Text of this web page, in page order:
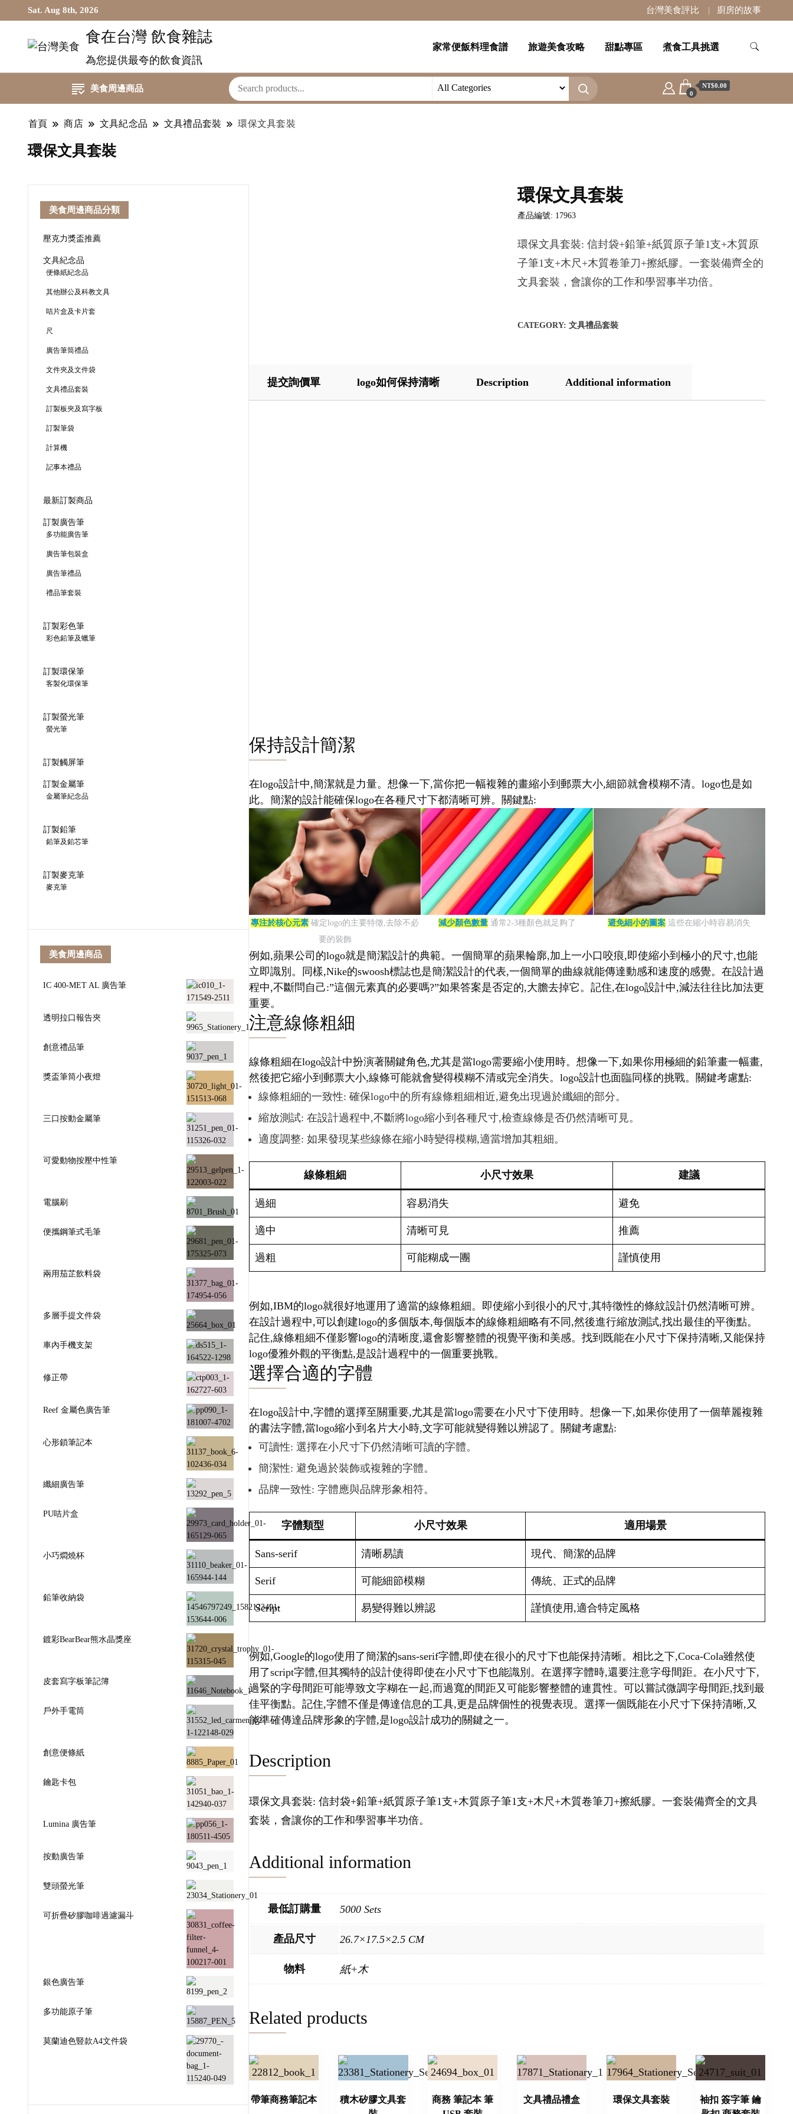
Sat. Aug 8th, 2026 台灣美食評比 廚房的故事
食在台灣 飲食雜誌
為您提供最夸的飲食資訊
家常便飯料理食譜 旅遊美食攻略 甜點專區 煮食工具挑選
美食周邊商品 0
NT$0.00
首頁 商店 文具紀念品 文具禮品套裝 環保文具套裝
環保文具套裝
環保文具套裝
產品編號: 17963
環保文具套裝: 信封袋+鉛筆+紙質原子筆1支+木質原
子筆1支+木尺+木質卷筆刀+擦紙膠。一套裝備齊全的
文具套裝，會讓你的工作和學習事半功倍。
CATEGORY: 文具禮品套裝
提交詢價單 logo如何保持清晰 Description Additional information
保持設計簡潔
在logo設計中,簡潔就是力量。想像一下,當你把一幅複雜的畫縮小到郵票大小,細節就會模糊不清。logo也是如
此。簡潔的設計能確保logo在各種尺寸下都清晰可辨。關鍵點:
專注於核心元素 確定logo的主要特徵,去除不必
要的裝飾
減少顏色數量 通常2-3種顏色就足夠了 避免細小的圖案 這些在縮小時容易消失
例如,蘋果公司的logo就是簡潔設計的典範。一個簡單的蘋果輪廓,加上一小口咬痕,即使縮小到極小的尺寸,也能
立即識別。同樣,Nike的swoosh標誌也是簡潔設計的代表,一個簡單的曲線就能傳達動感和速度的感覺。在設計過
程中,不斷問自己:”這個元素真的必要嗎?”如果答案是否定的,大膽去掉它。記住,在logo設計中,減法往往比加法更
重要。
注意線條粗細
線條粗細在logo設計中扮演著關鍵角色,尤其是當logo需要縮小使用時。想像一下,如果你用極細的鉛筆畫一幅畫,
然後把它縮小到郵票大小,線條可能就會變得模糊不清或完全消失。logo設計也面臨同樣的挑戰。關鍵考慮點:
線條粗細的一致性: 確保logo中的所有線條粗細相近,避免出現過於纖細的部分。
縮放測試: 在設計過程中,不斷將logo縮小到各種尺寸,檢查線條是否仍然清晰可見。
適度調整: 如果發現某些線條在縮小時變得模糊,適當增加其粗細。
線條粗細 小尺寸效果 建議
過細 容易消失 避免
適中 清晰可見 推薦
過粗 可能糊成一團 謹慎使用
例如,IBM的logo就很好地運用了適當的線條粗細。即使縮小到很小的尺寸,其特徵性的條紋設計仍然清晰可辨。
在設計過程中,可以創建logo的多個版本,每個版本的線條粗細略有不同,然後進行縮放測試,找出最佳的平衡點。
記住,線條粗細不僅影響logo的清晰度,還會影響整體的視覺平衡和美感。找到既能在小尺寸下保持清晰,又能保持
logo優雅外觀的平衡點,是設計過程中的一個重要挑戰。
選擇合適的字體
在logo設計中,字體的選擇至關重要,尤其是當logo需要在小尺寸下使用時。想像一下,如果你使用了一個華麗複雜
的書法字體,當logo縮小到名片大小時,文字可能就變得難以辨認了。關鍵考慮點:
可讀性: 選擇在小尺寸下仍然清晰可讀的字體。
簡潔性: 避免過於裝飾或複雜的字體。
品牌一致性: 字體應與品牌形象相符。
字體類型 小尺寸效果 適用場景
Sans-serif 清晰易讀 現代、簡潔的品牌
Serif 可能細節模糊 傳統、正式的品牌
Script 易變得難以辨認 謹慎使用,適合特定風格
例如,Google的logo使用了簡潔的sans-serif字體,即使在很小的尺寸下也能保持清晰。相比之下,Coca-Cola雖然使
用了script字體,但其獨特的設計使得即使在小尺寸下也能識別。在選擇字體時,還要注意字母間距。在小尺寸下,
過緊的字母間距可能導致文字糊在一起,而過寬的間距又可能影響整體的連貫性。可以嘗試微調字母間距,找到最
佳平衡點。記住,字體不僅是傳達信息的工具,更是品牌個性的視覺表現。選擇一個既能在小尺寸下保持清晰,又
能準確傳達品牌形象的字體,是logo設計成功的關鍵之一。
Description
環保文具套裝: 信封袋+鉛筆+紙質原子筆1支+木質原子筆1支+木尺+木質卷筆刀+擦紙膠。一套裝備齊全的文具
套裝，會讓你的工作和學習事半功倍。
Additional information
最低訂購量 5000 Sets
產品尺寸 26.7×17.5×2.5 CM
物料 紙+木
Related products
帶筆商務筆記本
積木矽膠文具套
商務 筆記本 筆
文具禮品禮盒 環保文具套裝
袖扣 簽字筆 鑰
美食周邊商品分類
壓克力獎盃推薦
文具紀念品
便條紙紀念品
其他辦公及科教文具
咭片盒及卡片套
尺
廣告筆筒禮品
文件夾及文件袋
文具禮品套裝
訂製板夾及寫字板
訂製筆袋
計算機
記事本禮品
最新訂製商品
訂製廣告筆
多功能廣告筆
廣告筆包裝盒
廣告筆禮品
禮品筆套裝
訂製彩色筆
彩色鉛筆及蠟筆
訂製環保筆
客製化環保筆
訂製螢光筆
螢光筆
訂製觸屏筆
訂製金屬筆
金屬筆紀念品
訂製鉛筆
鉛筆及鉛芯筆
訂製麥克筆
麥克筆
美食周邊商品
IC 400-MET AL 廣告筆
透明拉口報告夾
創意禮品筆
獎盃筆筒小夜燈
三口按動金屬筆
可愛動物按壓中性筆
電腦刷
便攜鋼筆式毛筆
兩用茄芷飲料袋
多層手提文件袋
車內手機支架
修正帶
Reef 金屬色廣告筆
心形鎖筆記本
纖細廣告筆
PU咭片盒
小巧燜燒杯
鉛筆收納袋
鍍彩BearBear熊水晶獎座
皮套寫字板筆記簿
戶外手電筒
創意便條紙
鑰匙卡包
Lumina 廣告筆
按動廣告筆
雙頭螢光筆
可折疊矽膠咖啡過濾漏斗
銀色廣告筆
多功能原子筆
莫蘭迪色豎款A4文件袋